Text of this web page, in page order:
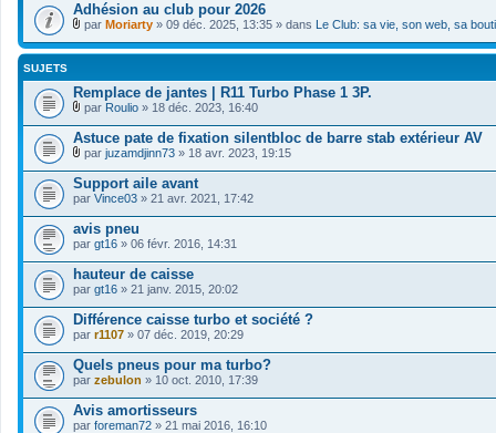
Adhésion au club pour 2026
F
i
i
e
r
(
s
)
j
o
i
t
(
s
)
par Moriarty » 09 déc. 2025, 13:35 » dans Le Club: sa vie, son web, sa
SUJETS
Remplace de jantes | R11 Turbo Phase 1 3P.
F
c
h
i
e
r
s
)
j
o
i
n
t
(
s
par Roulio » 18 déc. 2023, 16:40
Astuce pate de fixation silentbloc de barre stab extérieur AV
F
i
c
h
i
e
r
s
)
j
o
i
n
t
(
s
par juzamdjinn73 » 18 avr. 2023, 19:15
Support aile avant
par Vince03 » 21 avr. 2021, 17:42
avis pneu
par gt16 » 06 févr. 2016, 14:31
hauteur de caisse
par gt16 » 21 janv. 2015, 20:02
Différence caisse turbo et société ?
par r1107 » 07 déc. 2019, 20:29
Quels pneus pour ma turbo?
par zebulon » 10 oct. 2010, 17:39
Avis amortisseurs
par foreman72 » 21 mai 2016, 16:10